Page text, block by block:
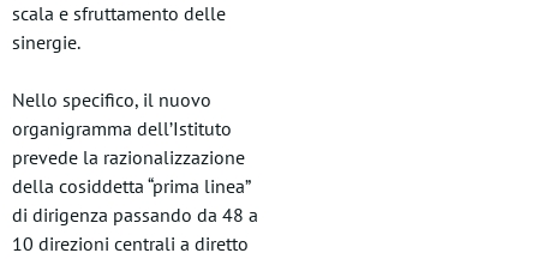
scala e sfruttamento delle
sinergie.
Nello specifico, il nuovo
organigramma dell’Istituto
prevede la razionalizzazione
della cosiddetta “prima linea”
di dirigenza passando da 48 a
10 direzioni centrali a diretto